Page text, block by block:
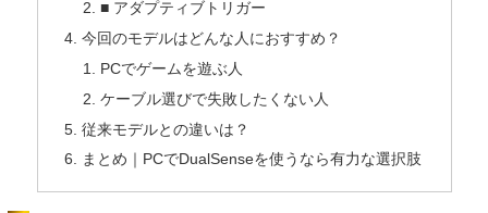
■ アダプティブトリガー
今回のモデルはどんな人におすすめ？
PCでゲームを遊ぶ人
ケーブル選びで失敗したくない人
従来モデルとの違いは？
まとめ｜PCでDualSenseを使うなら有力な選択肢